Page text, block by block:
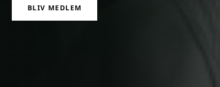
BLIV MEDLEM